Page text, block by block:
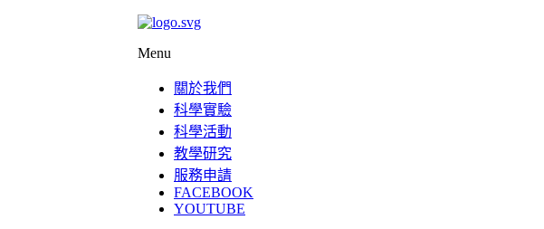
Menu
關於我們
科學實驗
科學活動
教學研究
服務申請
FACEBOOK
YOUTUBE